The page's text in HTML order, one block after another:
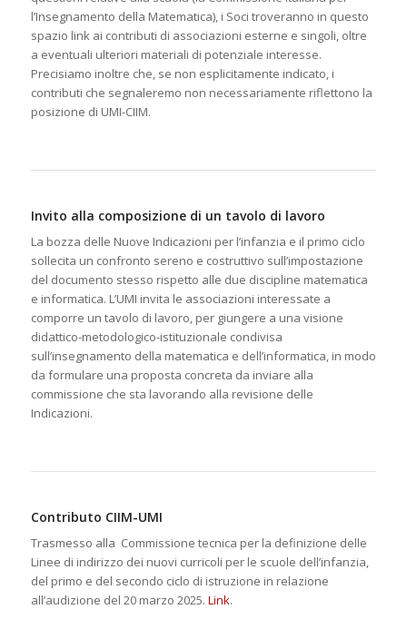
l’Insegnamento della Matematica), i Soci troveranno in questo
spazio link ai contributi di associazioni esterne e singoli, oltre
a eventuali ulteriori materiali di potenziale interesse.
Precisiamo inoltre che, se non esplicitamente indicato, i
contributi che segnaleremo non necessariamente riflettono la
posizione di UMI-CIIM.
Invito alla composizione di un tavolo di lavoro
La bozza delle Nuove Indicazioni per l’infanzia e il primo ciclo
sollecita un confronto sereno e costruttivo sull’impostazione
del documento stesso rispetto alle due discipline matematica
e informatica. L’UMI invita le associazioni interessate a
comporre un tavolo di lavoro, per giungere a una visione
didattico-metodologico-istituzionale condivisa
sull’insegnamento della matematica e dell’informatica, in modo
da formulare una proposta concreta da inviare alla
commissione che sta lavorando alla revisione delle
Indicazioni.
Contributo CIIM-UMI
Trasmesso alla Commissione tecnica per la definizione delle
Linee di indirizzo dei nuovi curricoli per le scuole dell’infanzia,
del primo e del secondo ciclo di istruzione in relazione
all’audizione del 20 marzo 2025. Link.